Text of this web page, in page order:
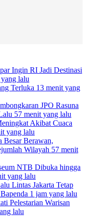
Ingin RI Jadi Destinasi
lalu
Terluka 13 menit yang
JPO Rasuna
57 menit yang lalu
Akibat Cuaca
yang lalu
Berawan,
Wilayah 57 menit
NTB Dibuka hingga
yang lalu
Lintas Jakarta Tetap
1 jam yang lalu
Pelestarian Warisan
lalu